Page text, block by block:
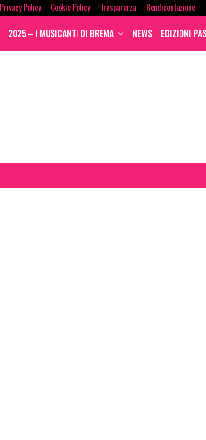
Privacy Policy Cookie Policy Trasparenza Rendicontazione
2025 – I MUSICANTI DI BREMA NEWS EDIZIONI